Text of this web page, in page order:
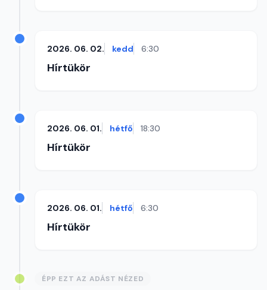
2026. 06. 02. kedd 6:30
Hírtükör
2026. 06. 01. hétfő 18:30
Hírtükör
2026. 06. 01. hétfő 6:30
Hírtükör
ÉPP EZT AZ ADÁST NÉZED